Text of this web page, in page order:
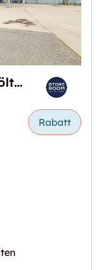
STORE ROOM Lager St. Pölten
Rabatt